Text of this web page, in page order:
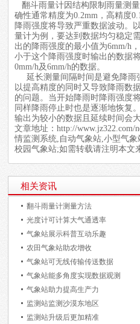
翻斗雨量计因结构限制雨量测
确性通常精度为0.2mm，高精度
降雨强度将导致严重数据波动。
量计为例，要达到数据均匀稳定
出的降雨强度的最小值为6mm/h
小于这个降雨强度时输出的数据
0mm/h及6mm/h的数据。
延长测量间隔时间是避免降雨
以提高精度的同时又导致降雨数
的问题。当开始降雨时降雨强度
同样降雨停止时也是逐渐地恢复
输出为较小的数据且延续时间会
文章地址：http://www.jz322.com/
情监测系统,自动气象站,小型气
校园气象站;如需转载请注明本文
相关资讯
翻斗雨量计测量方法
光度计可计算大气通透率
气象站展示科普互动乐趣
农田气象站助农增收
气象站可无线传输传送数据
气象站能多角度实现数据观测
气象站助力提高生产力
监测站监测沙漠东地区
监测站升级后更加精准